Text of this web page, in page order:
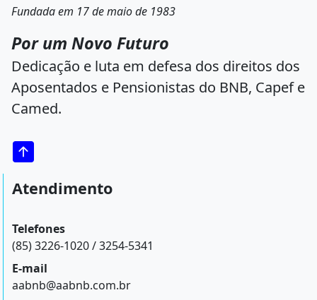
Fundada em 17 de maio de 1983
Por um Novo Futuro
Dedicação e luta em defesa dos direitos dos
Aposentados e Pensionistas do BNB, Capef e
Camed.
Atendimento
Telefones
(85) 3226-1020 / 3254-5341
E-mail
aabnb@aabnb.com.br